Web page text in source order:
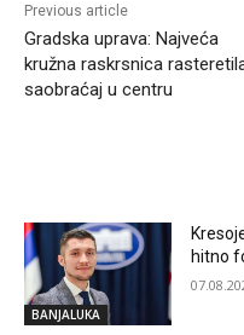
Previous article
Gradska uprava: Najveća
kružna raskrsnica
saobraćaj u centru
BANJALUKA
hitno